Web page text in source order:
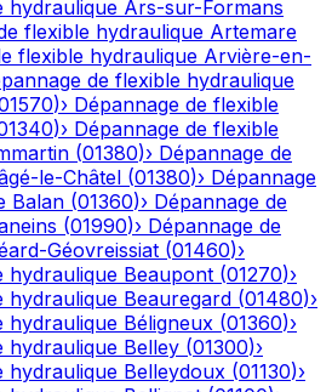
hydraulique Ars-sur-Formans
flexible hydraulique Artemare
flexible hydraulique Arvière-en-
de flexible hydraulique
)› Dépannage de flexible
)› Dépannage de flexible
(01380)› Dépannage de
le-Châtel (01380)› Dépannage
Balan (01360)› Dépannage de
(01990)› Dépannage de
Géovreissiat (01460)›
hydraulique Beaupont (01270)›
hydraulique Beauregard (01480)›
hydraulique Béligneux (01360)›
hydraulique Belley (01300)›
hydraulique Belleydoux (01130)›